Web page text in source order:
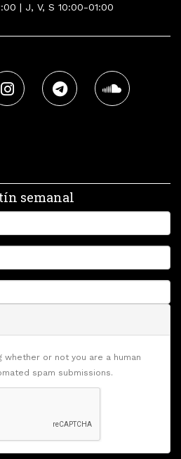
| J, V, S 10:00-01:00
semanal
or not you are a human
spam submissions.